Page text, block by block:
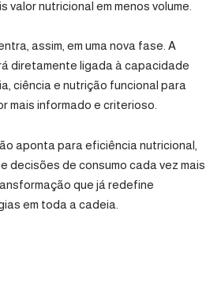
valor nutricional em menos volume.
assim, em uma nova fase. A
diretamente ligada à capacidade
ciência e nutrição funcional para
mais informado e criterioso.
aponta para eficiência nutricional,
decisões de consumo cada vez mais
que já redefine
em toda a cadeia.